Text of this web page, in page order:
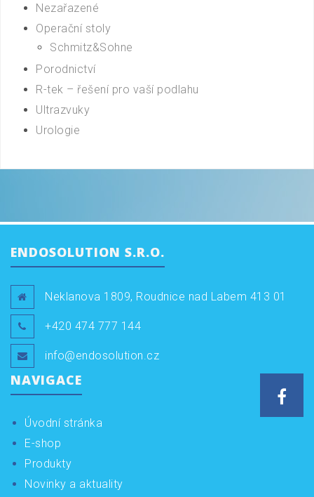
Nezařazené
Operační stoly
Schmitz&Sohne
Porodnictví
R-tek – řešení pro vaší podlahu
Ultrazvuky
Urologie
ENDOSOLUTION S.R.O.
Neklanova 1809, Roudnice nad Labem 413 01
+420 474 777 144
info@endosolution.cz
NAVIGACE
Úvodní stránka
E-shop
Produkty
Novinky a aktuality